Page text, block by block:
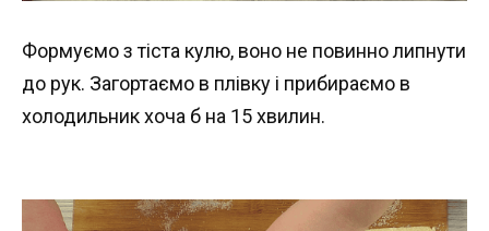
Формуємо з тіста кулю, воно не повинно липнути
до рук. Загортаємо в плівку і прибираємо в
холодильник хоча б на 15 хвилин.